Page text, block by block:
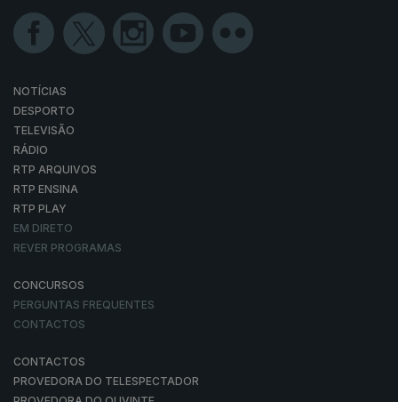
NOTÍCIAS
DESPORTO
TELEVISÃO
RÁDIO
RTP ARQUIVOS
RTP ENSINA
RTP PLAY
EM DIRETO
REVER PROGRAMAS
CONCURSOS
PERGUNTAS FREQUENTES
CONTACTOS
CONTACTOS
PROVEDORA DO TELESPECTADOR